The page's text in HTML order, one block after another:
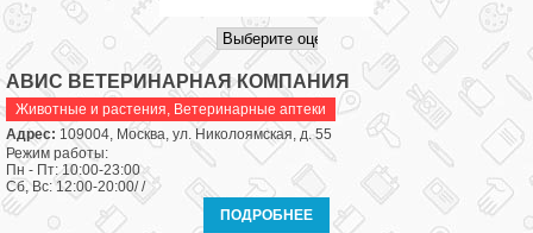
АВИС ВЕТЕРИНАРНАЯ КОМПАНИЯ
Животные и растения, Ветеринарные аптеки
Адрес: 109004, Москва, ул. Николоямская, д. 55
Режим работы:
Пн - Пт: 10:00-23:00
Сб, Вс: 12:00-20:00/ /
ПОДРОБНЕЕ